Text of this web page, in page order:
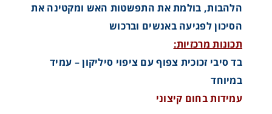
הלהבות, בולמת את התפשטות האש ומקטינה את
הסיכון לפגיעה באנשים וברכוש
תכונות מרכזיות:
בד סיבי זכוכית צפוף עם ציפוי סיליקון – עמיד
במיוחד
עמידות בחום קיצוני